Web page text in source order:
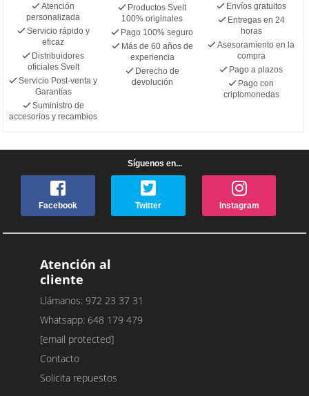
Atención
personalizada
Servicio rápido y
eficaz
Distribuidores
oficiales Svelt
Servicio Post-venta y
Garantías
Suministro de
accesorios y recambios
Productos Svelt
100% originales
Pago 100% seguro
Más de 60 años de
experiencia
Derecho de
devolución
Envíos gratuitos
Entregas en 24
horas
Asesoramiento en la
compra
Pago a plazos
Pago con
criptomonedas
Síguenos en...
Facebook Twitter Instagram
Atención al
cliente
Llámanos: 972 23 37 31
Whatsapp: 648 179 479
[email protected]
Contacto
Solicita repuestos